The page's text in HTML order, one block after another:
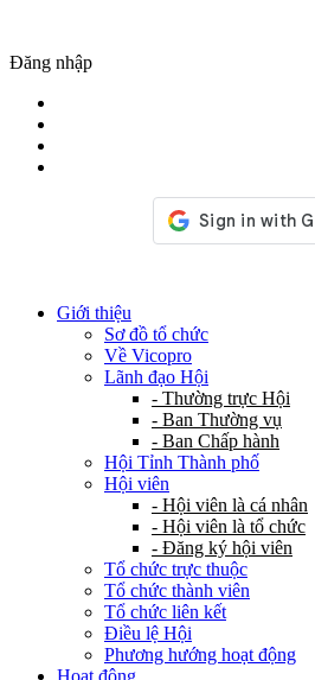
Đăng nhập
Giới thiệu
Sơ đồ tổ chức
Về Vicopro
Lãnh đạo Hội
- Thường trực Hội
- Ban Thường vụ
- Ban Chấp hành
Hội Tỉnh Thành phố
Hội viên
- Hội viên là cá nhân
- Hội viên là tổ chức
- Đăng ký hội viên
Tổ chức trực thuộc
Tổ chức thành viên
Tổ chức liên kết
Điều lệ Hội
Phương hướng hoạt động
Hoạt động